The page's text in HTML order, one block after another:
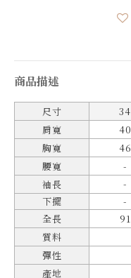
商品描述
尺寸 34
肩寬
40
胸寬
46
腰寬
-
袖長
-
下擺
-
全長
91
質料
彈性
產地